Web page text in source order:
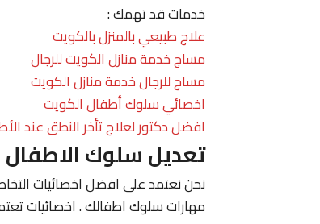
خدمات قد تهمك :
علاج طبيعي بالمنزل بالكويت
مساج خدمة منازل الكويت للرجال
مساج للرجال خدمة منازل الكويت
اخصائي سلوك أطفال الكويت
افضل دكتور لعلاج تأخر النطق عند
تعديل سلوك
نحن نعتمد على افضل اخصائيات
مهارات سلوك اطفالك . اخصائيات